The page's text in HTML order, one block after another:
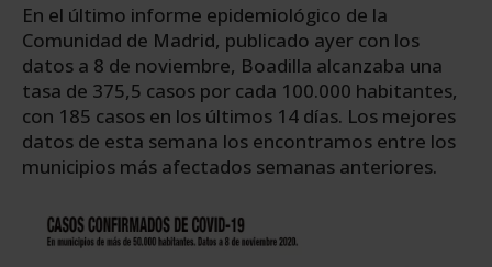
En el último informe epidemiológico de la
Comunidad de Madrid, publicado ayer con los
datos a 8 de noviembre, Boadilla alcanzaba una
tasa de 375,5 casos por cada 100.000 habitantes,
con 185 casos en los últimos 14 días. Los mejores
datos de esta semana los encontramos entre los
municipios más afectados semanas anteriores.